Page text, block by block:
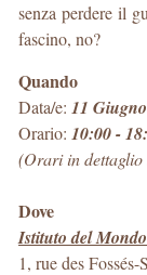
senza perdere il
fascino, no?
Quando
Data/e: 11
Orario: 10:00 -
(Orari in dettaglio
Dove
Istituto del
1, rue des